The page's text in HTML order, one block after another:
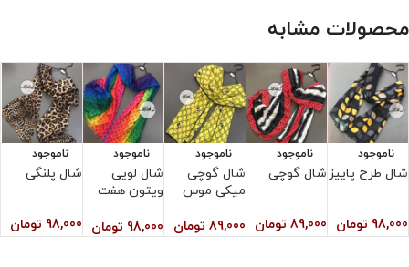
۳. از خشک کن استفاده نشود.
محصولات مشابه
ناموجود
شال طرح پاییز
98,000 تومان
ناموجود
شال گوچی
89,000 تومان
ناموجود
شال گوچی
میکی موس
89,000 تومان
ناموجود
شال لویی
ویتون هفت
98,000 تومان
ناموجود
شال پلنگی
98,000 تومان